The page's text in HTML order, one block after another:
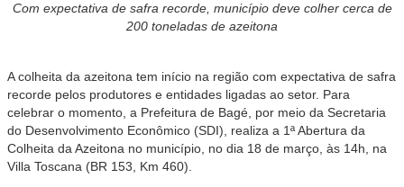
Com expectativa de safra recorde, município deve colher cerca de
200 toneladas de azeitona
A colheita da azeitona tem início na região com expectativa de safra
recorde pelos produtores e entidades ligadas ao setor. Para
celebrar o momento, a Prefeitura de Bagé, por meio da Secretaria
do Desenvolvimento Econômico (SDI), realiza a 1ª Abertura da
Colheita da Azeitona no município, no dia 18 de março, às 14h, na
Villa Toscana (BR 153, Km 460).